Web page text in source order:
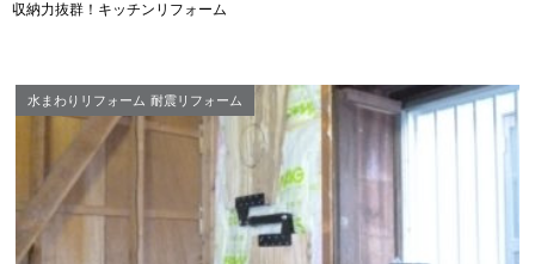
収納力抜群！キッチンリフォーム
水まわりリフォーム 耐震リフォーム